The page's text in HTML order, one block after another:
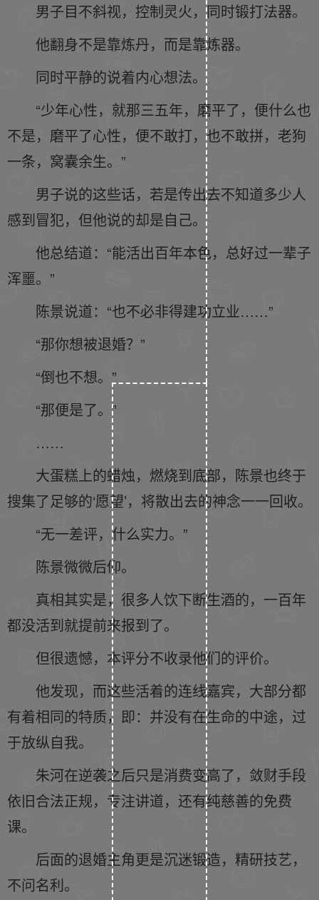
男子目不斜视，控制灵火，同时锻打法器。
他翻身不是靠炼丹，而是靠炼器。
同时平静的说着内心想法。
“少年心性，就那三五年，磨平了，便什么也
不是，磨平了心性，便不敢打，也不敢拼，老狗
一条，窝囊余生。”
男子说的这些话，若是传出去不知道多少人
感到冒犯，但他说的却是自己。
他总结道：“能活出百年本色，总好过一辈子
浑噩。”
陈景说道：“也不必非得建功立业……”
“那你想被退婚？”
“倒也不想。”
“那便是了。”
……
大蛋糕上的蜡烛，燃烧到底部，陈景也终于
搜集了足够的‘愿望’，将散出去的神念一一回收。
“无一差评，什么实力。”
陈景微微后仰。
真相其实是，很多人饮下断生酒的，一百年
都没活到就提前来报到了。
但很遗憾，本评分不收录他们的评价。
他发现，而这些活着的连线嘉宾，大部分都
有着相同的特质，即：并没有在生命的中途，过
于放纵自我。
朱河在逆袭之后只是消费变高了，敛财手段
依旧合法正规，专注讲道，还有纯慈善的免费
课。
后面的退婚主角更是沉迷锻造，精研技艺，
不问名利。